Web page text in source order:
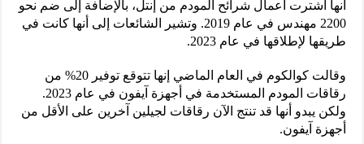
أنها اشترت أعمال شرائح المودم من إنتل، بالإضافة إلى ضم نحو
2200 مهندس في عام 2019. وتشير الشائعات إلى أنها كانت في
طريقها لإطلاقها في عام 2023.
وقالت كوالكوم في العام الماضي إنها تتوقع توفير 20% من
رقاقات المودم المستخدمة في أجهزة آيفون في عام 2023.
ولكن يبدو أنها قد تنتج الآن رقاقات لجيلين آخرين على الأقل من
أجهزة آيفون.